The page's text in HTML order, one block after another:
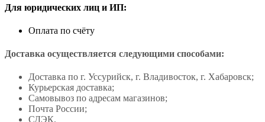
Для юридических лиц и ИП:
Оплата по счёту
Доставка осуществляется следующими способами:
Доставка по г. Уссурийск, г. Владивосток, г. Хабаровск;
Курьерская доставка;
Самовывоз по адресам магазинов;
Почта России;
СДЭК.